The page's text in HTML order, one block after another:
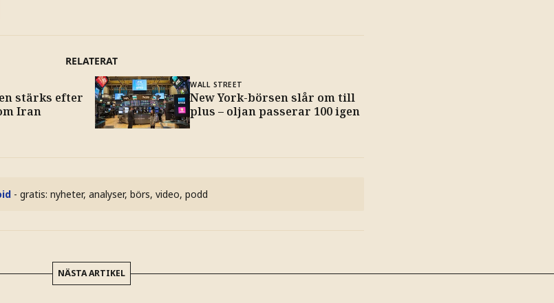
RELATERAT
stärks efter
Iran
WALL STREET
New York-börsen slår om till
plus – oljan passerar 100 igen
- gratis: nyheter, analyser, börs, video, podd
NÄSTA ARTIKEL